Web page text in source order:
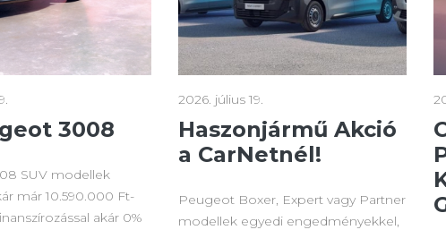
3008
SUV modellek
már 10.590.000 Ft-
akár 0%
2026. július 19.
Haszonjármű Akció
a CarNetnél!
Peugeot Boxer, Expert vagy Partner
modellek egyedi engedményekkel,